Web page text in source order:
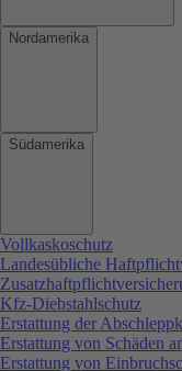
Nordamerika
Südamerika
Vollkaskoschutz
Landesübliche
Kfz-Diebstahlschutz
Erstattung der
Erstattung von Schäden
Erstattung von